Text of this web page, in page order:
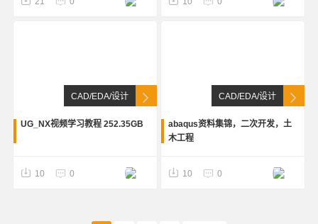
CAD/EDA/设计
UG_NX视频学习教程 252.35GB
10 0
CAD/EDA/设计
abaqus资料集锦，二次开发，土
木工程
10 0